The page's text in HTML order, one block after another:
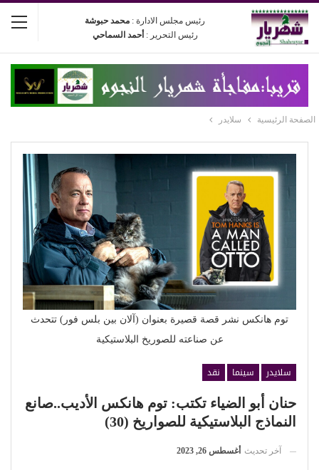
رئيس مجلس الادارة : محمد حبوشة
رئيس التحرير : أحمد السماحي
الصفحة الرئيسية سلايدر
توم هانكس نشر قصة قصيرة بعنوان (آلان بين بلس فور) تتحدث
عن صناعته للصوريخ البلاستيكية
سلايدر سينما
نقد
حنان أبو الضياء تكتب: توم هانكس الأديب..صانع
النماذج البلاستيكية للصواريخ (30)
آخر تحديث أغسطس 26, 2023